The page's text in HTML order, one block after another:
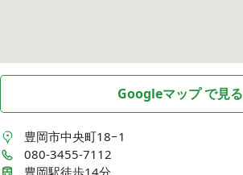
Googleマップ で見る
豊岡市中央町18−1
080-3455-7112
豊岡駅徒歩14分